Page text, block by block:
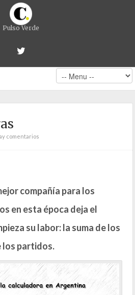
Pulso Verde
comentarios
compañía para los
en esta época deja el
su labor: la suma de los
los partidos.